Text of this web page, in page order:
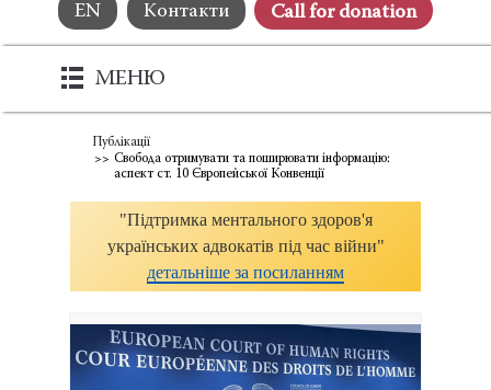
EN Контакти Сall for donation
МЕНЮ
Публікації
Свобода отримувати та поширювати інформацію:
аспект ст. 10 Європейської Конвенції
"Підтримка ментального здоров'я
українських адвокатів під час війни"
детальніше за посиланням